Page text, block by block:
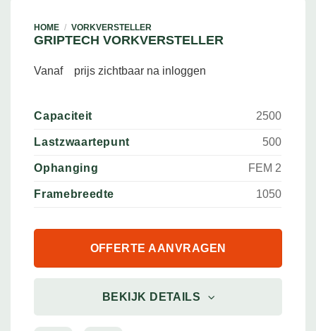
HOME / VORKVERSTELLER
GRIPTECH VORKVERSTELLER
Vanaf prijs zichtbaar na inloggen
Capaciteit 2500
Lastzwaartepunt 500
Ophanging FEM 2
Framebreedte 1050
OFFERTE AANVRAGEN
BEKIJK DETAILS